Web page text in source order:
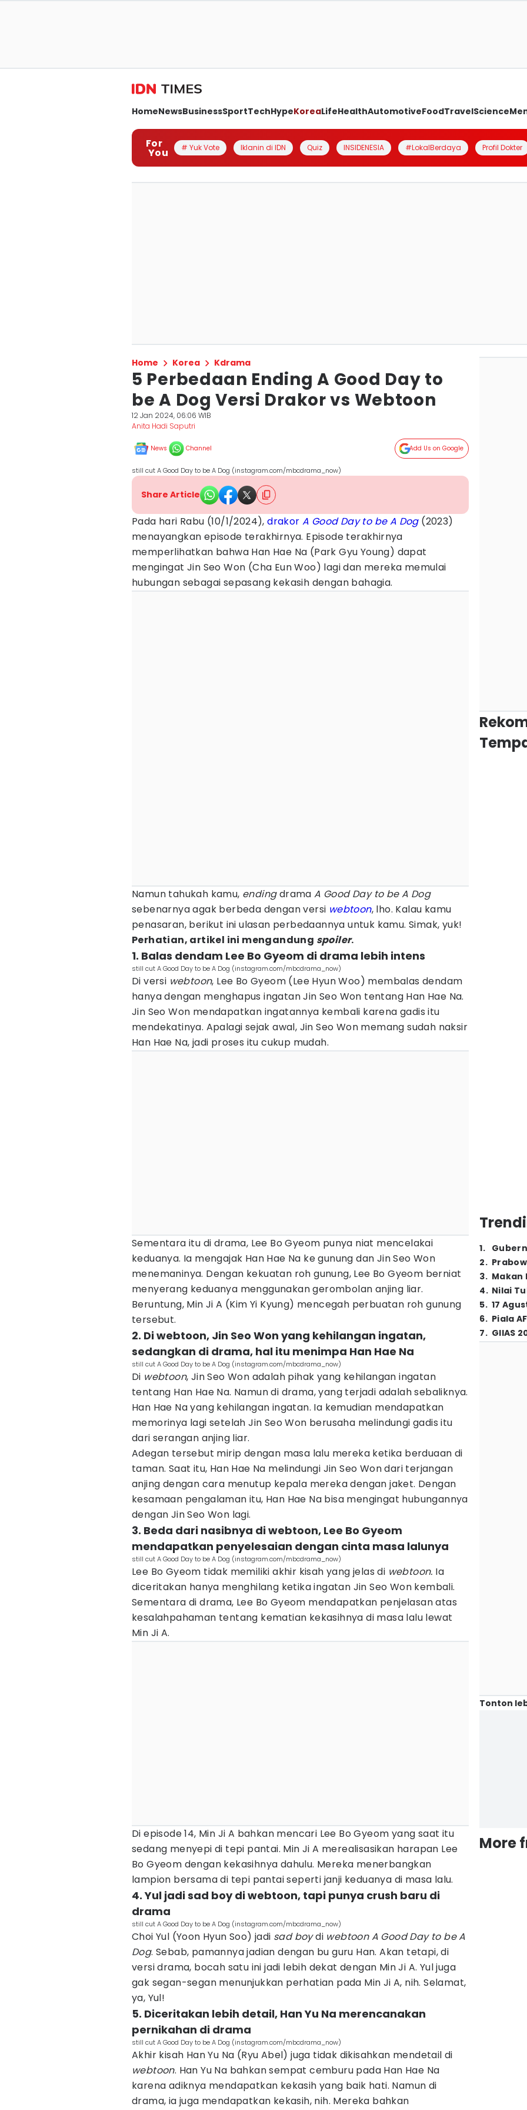
HomeNewsBusinessSportTechHypeKoreaLifeHealthAutomotiveFoodTravelScience
For
You # Yuk Vote Iklanin di IDN Quiz INSIDENESIA #LokalBerdaya Profil Dokter
Home Korea Kdrama
5 Perbedaan Ending A Good Day to
be A Dog Versi Drakor vs Webtoon
12 Jan 2024, 06:06 WIB
Anita Hadi Saputri
News Channel Add Us on Google
still cut A Good Day to be A Dog (instagram.com/mbcdrama_now)
Share Article
Pada hari Rabu (10/1/2024),drakor A Good Day to be A Dog (2023)
menayangkan episode terakhirnya. Episode terakhirnya
memperlihatkan bahwa Han Hae Na (Park Gyu Young) dapat
mengingat Jin Seo Won (Cha Eun Woo) lagi dan mereka memulai
hubungan sebagai sepasang kekasih dengan bahagia.
Namun tahukah kamu, endingdramaA Good Day to be A Dog
sebenarnya agak berbeda dengan versi webtoon, lho. Kalau kamu
penasaran, berikut ini ulasan perbedaannya untuk kamu. Simak, yuk!
Perhatian, artikel ini mengandung spoiler.
1. Balas dendam Lee Bo Gyeom di drama lebih intens
still cut A Good Day to be A Dog (instagram.com/mbcdrama_now)
Di versi webtoon, Lee Bo Gyeom (Lee Hyun Woo) membalas dendam
hanya dengan menghapus ingatan Jin Seo Won tentang Han Hae Na.
Jin Seo Won mendapatkan ingatannya kembali karena gadis itu
mendekatinya. Apalagi sejak awal, Jin Seo Won memang sudah naksir
Han Hae Na, jadi proses itu cukup mudah.
Sementara itu di drama, Lee Bo Gyeom punya niat mencelakai
keduanya. Ia mengajak Han Hae Na ke gunung dan Jin Seo Won
menemaninya. Dengan kekuatan roh gunung, Lee Bo Gyeom berniat
menyerang keduanya menggunakan gerombolan anjing liar.
Beruntung, Min Ji A (Kim Yi Kyung) mencegah perbuatan roh gunung
tersebut.
2. Di webtoon, Jin Seo Won yang kehilangan ingatan,
sedangkan di drama, hal itu menimpa Han Hae Na
still cut A Good Day to be A Dog (instagram.com/mbcdrama_now)
Di webtoon, Jin Seo Won adalah pihak yang kehilangan ingatan
tentang Han Hae Na. Namun di drama, yang terjadi adalah sebaliknya.
Han Hae Na yang kehilangan ingatan. Ia kemudian mendapatkan
memorinya lagi setelah Jin Seo Won berusaha melindungi gadis itu
dari serangan anjing liar.
Adegan tersebut mirip dengan masa lalu mereka ketika berduaan di
taman. Saat itu, Han Hae Na melindungi Jin Seo Won dari terjangan
anjing dengan cara menutup kepala mereka dengan jaket. Dengan
kesamaan pengalaman itu, Han Hae Na bisa mengingat hubungannya
dengan Jin Seo Won lagi.
3. Beda dari nasibnya di webtoon, Lee Bo Gyeom
mendapatkan penyelesaian dengan cinta masa lalunya
still cut A Good Day to be A Dog (instagram.com/mbcdrama_now)
Lee Bo Gyeom tidak memiliki akhir kisah yang jelas di webtoon. Ia
diceritakan hanya menghilang ketika ingatan Jin Seo Won kembali.
Sementara di drama, Lee Bo Gyeom mendapatkan penjelasan atas
kesalahpahaman tentang kematian kekasihnya di masa lalu lewat
Min Ji A.
Di episode 14, Min Ji A bahkan mencari Lee Bo Gyeom yang saat itu
sedang menyepi di tepi pantai. Min Ji A merealisasikan harapan Lee
Bo Gyeom dengan kekasihnya dahulu. Mereka menerbangkan
lampion bersama di tepi pantai seperti janji keduanya di masa lalu.
4. Yul jadi sad boy di webtoon, tapi punya crush baru di
drama
still cut A Good Day to be A Dog (instagram.com/mbcdrama_now)
Choi Yul (Yoon Hyun Soo) jadi sad boydi webtoon A Good Day to be A
Dog. Sebab, pamannya jadian dengan bu guru Han. Akan tetapi, di
versi drama, bocah satu ini jadi lebih dekat dengan Min Ji A. Yul juga
gak segan-segan menunjukkan perhatian pada Min Ji A, nih. Selamat,
ya, Yul!
5. Diceritakan lebih detail, Han Yu Na merencanakan
pernikahan di drama
still cut A Good Day to be A Dog (instagram.com/mbcdrama_now)
Akhir kisah Han Yu Na (Ryu Abel) juga tidak dikisahkan mendetail di
webtoon. Han Yu Na bahkan sempat cemburu pada Han Hae Na
karena adiknya mendapatkan kekasih yang baik hati. Namun di
drama, ia juga mendapatkan kekasih, nih. Mereka bahkan
1.
2.
3. Makan
4. Nilai
5. 17
6. Piala
7. GIIAS
Tonton
More